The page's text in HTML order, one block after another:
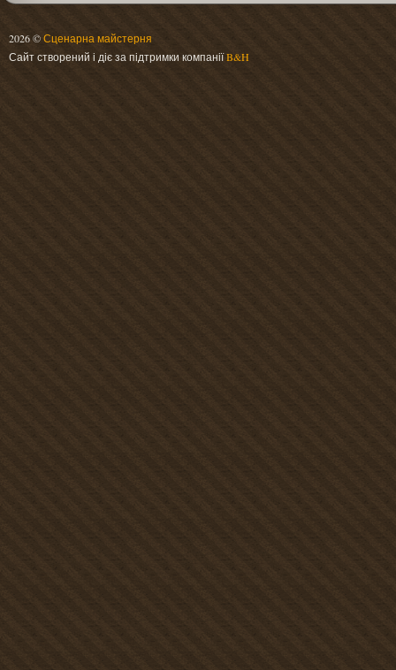
2026 ©Сценарна майстерня
Сайт створений і діє за підтримки компаніїB&H